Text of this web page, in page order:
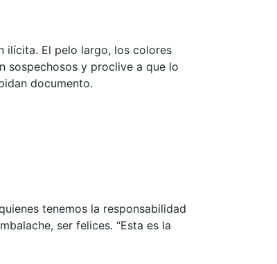
ilícita. El pelo largo, los colores
sospechosos y proclive a que lo
documento.
tenemos la responsabilidad
ser felices. “Esta es la